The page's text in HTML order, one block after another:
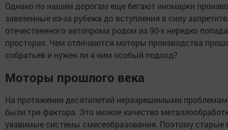
Однако по нашим дорогам еще бегают иномарки
завезенные из-за рубежа до вступления в силу
отечественного автопрома родом из 90-х нередко
просторах. Чем отличаются моторы производства
собратьев и нужен ли к ним особый подход?
Моторы прошлого века
На протяжении десятилетий неразрешимыми
были три фактора. Это низкое качество
уязвимые системы смесеобразования. Поэтому старые